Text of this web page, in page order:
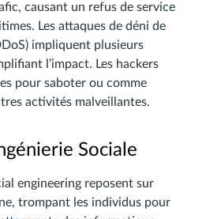
causant un refus de service
Les attaques de déni de
impliquent plusieurs
l’impact. Les hackers
pour saboter ou comme
activités malveillantes.
Sociale
engineering reposent sur
trompant les individus pour